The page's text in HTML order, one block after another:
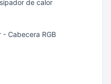
de calor
- Cabecera RGB